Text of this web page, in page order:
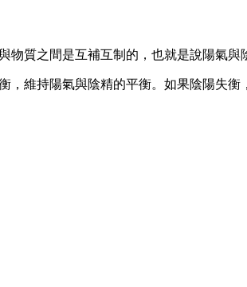
質之間是互補互制的，也就是說陽氣與
持陽氣與陰精的平衡。如果陰陽失衡